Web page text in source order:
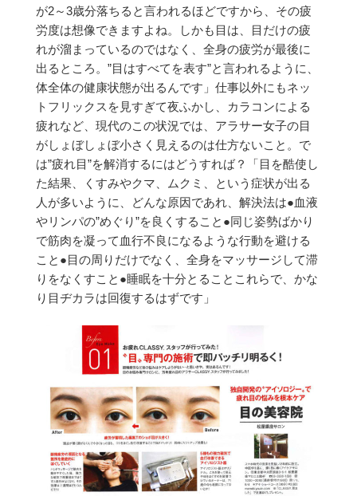
が2～3歳分落ちると言われるほどですから、その疲
労度は想像できますよね。
しかも目は、目だけの疲
れが溜まっているのではなく、全身の疲労が最後に
出るところ。 ”目はすべてを表す”と言われるように、
体全体の健康状態が出るんです」 仕事以外にもネッ
トフリックスを見すぎて夜ふかし、カラコンによる
疲れなど、現代のこの状況では、 アラサー女子の目
がしょぼしょぼ小さく見えるのは仕方ないこと。 で
は”疲れ目”を解消するにはどうすれば？
「目を酷使し
た結果、くすみやクマ、ムクミ、という症状が出る
人が多いように、どんな原因であれ、解決法は●血液
やリンパの”めぐり”を良くすること ●同じ姿勢ばかり
で筋肉を凝って血行不良になるような行動を避ける
こと ●目の周りだけでなく、全身をマッサージして滞
りをなくすこと ●睡眠を十分とること これらで、かな
り目ヂカラは回復するはずです」